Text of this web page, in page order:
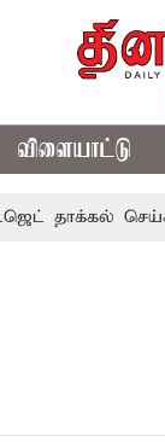
விளையாட்டு